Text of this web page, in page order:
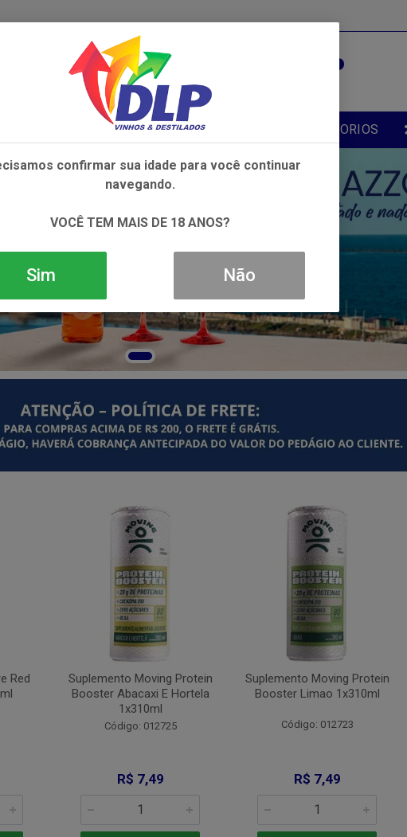
NÃO ALCOÓLICOS ALIMENTOS ACESSORIOS
Red
Suplemento Moving Protein
Booster Abacaxi E Hortela
1x310ml
Código: 012725
R$ 7,49
Suplemento Moving Protein
Booster Limao 1x310ml
Código: 012723
R$ 7,49
confirmar sua idade para você continuar
navegando.
VOCÊ TEM MAIS DE 18 ANOS?
Sim Não